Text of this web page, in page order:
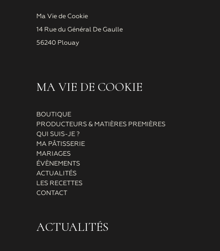
Ma Vie de Cookie
14 Rue du Général De Gaulle
56240 Plouay
MA VIE DE COOKIE
BOUTIQUE
PRODUCTEURS & MATIÈRES PREMIÈRES
QUI SUIS-JE ?
MA PÂTISSERIE
MARIAGES
ÉVÈNEMENTS
ACTUALITÉS
LES RECETTES
CONTACT
ACTUALITÉS